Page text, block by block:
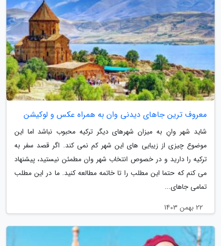
معروف ترین جاهای دیدنی وان به همراه عکس و لوکیشن
شاید شهر وانِ به میزان شهرهای دیگر ترکیه محبوب نباشد اما این
موضوع چیزی از زیبایی های این شهر کم نمی کند. اگر قصد سفر به
ترکیه را دارید و در خصوص انتخاب شهر وان مطمئن نیستید، پیشنهاد
می کنم که حتما این مطلب را تا خاتمه مطالعه کنید. ما در این مطلب
تمامی جاهای...
22 بهمن 1403